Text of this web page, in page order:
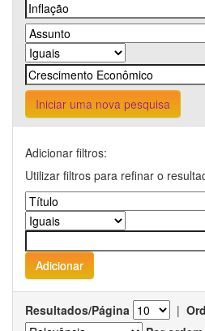
Iniciar uma nova pesquisa
Adicionar filtros:
Utilizar filtros para refinar o
Resultados/Página |